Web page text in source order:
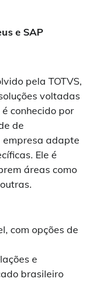
e SAP
pela TOTVS,
voltadas
conhecido por
de
empresa adapte
Ele é
áreas como
com opções de
e
brasileiro